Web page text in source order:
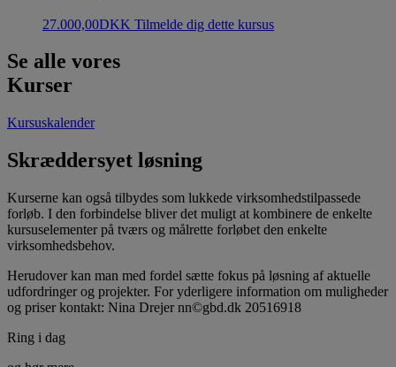
27.000,00DKK Tilmelde dig dette kursus
Se alle vores
Kurser
Kursuskalender
Skræddersyet løsning
Kurserne kan også tilbydes som lukkede virksomhedstilpassede
forløb. I den forbindelse bliver det muligt at kombinere de enkelte
kursuselementer på tværs og målrette forløbet den enkelte
virksomhedsbehov.
Herudover kan man med fordel sætte fokus på løsning af aktuelle
udfordringer og projekter. For yderligere information om muligheder
og priser kontakt: Nina Drejer nn©gbd.dk 20516918
Ring i dag